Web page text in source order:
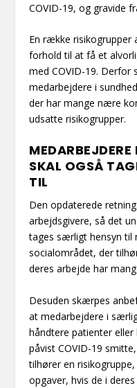
COVID-19, og gravide
En række
forhold til at få et
med COVID-19. Derfor
medarbejdere i
der har mange nære
udsatte risikogrupper.
SKAL OGSÅ
TIL
Den opdaterede
arbejdsgivere, så det
tages særligt hensyn til
socialområdet, der
deres arbejde har
Desuden skærpes
at medarbejdere i
håndtere patienter
påvist COVID-19
tilhører en
opgaver, hvis de i